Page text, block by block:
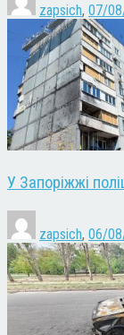
zapsich, 07/
У Запоріжжі
zapsich, 06/